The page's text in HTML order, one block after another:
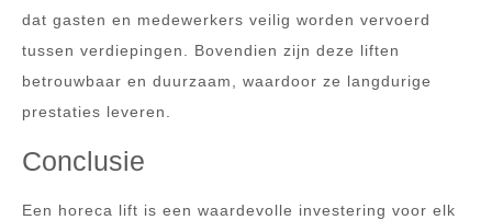
dat gasten en medewerkers veilig worden vervoerd
tussen verdiepingen. Bovendien zijn deze liften
betrouwbaar en duurzaam, waardoor ze langdurige
prestaties leveren.
Conclusie
Een horeca lift is een waardevolle investering voor elk